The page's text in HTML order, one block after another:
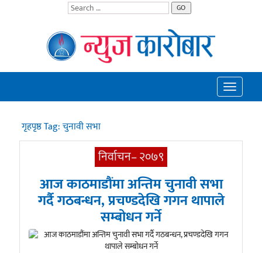
GO
Toggle
गृहपृष्ठTag:चुनावी सभा
निर्वाचन– २०७९
आज काठमाडौंमा अन्तिम चुनावी सभा
गर्दै गठबन्धन, प्रचण्डदेखि गगन थापाले
सम्बोधन गर्ने